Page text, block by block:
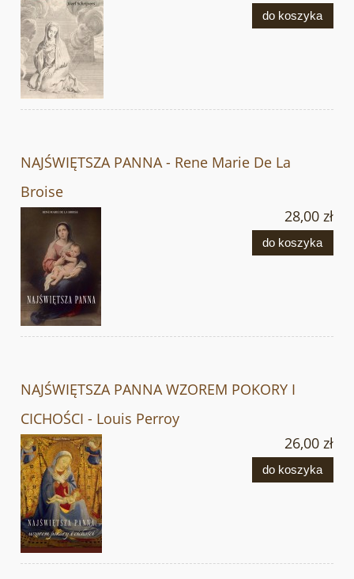
do koszyka
NAJŚWIĘTSZA PANNA - Rene Marie De La
Broise
28,00 zł
do koszyka
NAJŚWIĘTSZA PANNA WZOREM POKORY I
CICHOŚCI - Louis Perroy
26,00 zł
do koszyka